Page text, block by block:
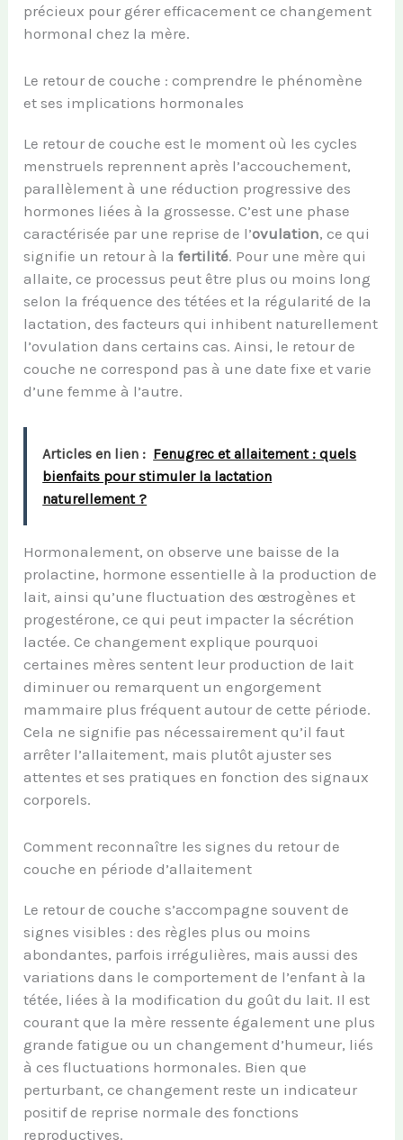
précieux pour gérer efficacement ce changement
hormonal chez la mère.
Le retour de couche : comprendre le phénomène
et ses implications hormonales
Le retour de couche est le moment où les cycles
menstruels reprennent après l’accouchement,
parallèlement à une réduction progressive des
hormones liées à la grossesse. C’est une phase
caractérisée par une reprise de l’ovulation, ce qui
signifie un retour à lafertilité. Pour une mère qui
allaite, ce processus peut être plus ou moins long
selon la fréquence des tétées et la régularité de la
lactation, des facteurs qui inhibent naturellement
l’ovulation dans certains cas. Ainsi, le retour de
couche ne correspond pas à une date fixe et varie
d’une femme à l’autre.
Articles en lien : Fenugrec et allaitement : quels
bienfaits pour stimuler la lactation
naturellement ?
Hormonalement, on observe une baisse de la
prolactine, hormone essentielle à la production de
lait, ainsi qu’une fluctuation des œstrogènes et
progestérone, ce qui peut impacter la sécrétion
lactée. Ce changement explique pourquoi
certaines mères sentent leur production de lait
diminuer ou remarquent un engorgement
mammaire plus fréquent autour de cette période.
Cela ne signifie pas nécessairement qu’il faut
arrêter l’allaitement, mais plutôt ajuster ses
attentes et ses pratiques en fonction des signaux
corporels.
Comment reconnaître les signes du retour de
couche en période d’allaitement
Le retour de couche s’accompagne souvent de
signes visibles : des règles plus ou moins
abondantes, parfois irrégulières, mais aussi des
variations dans le comportement de l’enfant à la
tétée, liées à la modification du goût du lait. Il est
courant que la mère ressente également une plus
grande fatigue ou un changement d’humeur, liés
à ces fluctuations hormonales. Bien que
perturbant, ce changement reste un indicateur
positif de reprise normale des fonctions
reproductives.